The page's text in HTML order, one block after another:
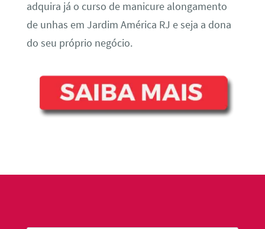
adquira já o curso de manicure alongamento
de unhas em Jardim América RJ e seja a dona
do seu próprio negócio.